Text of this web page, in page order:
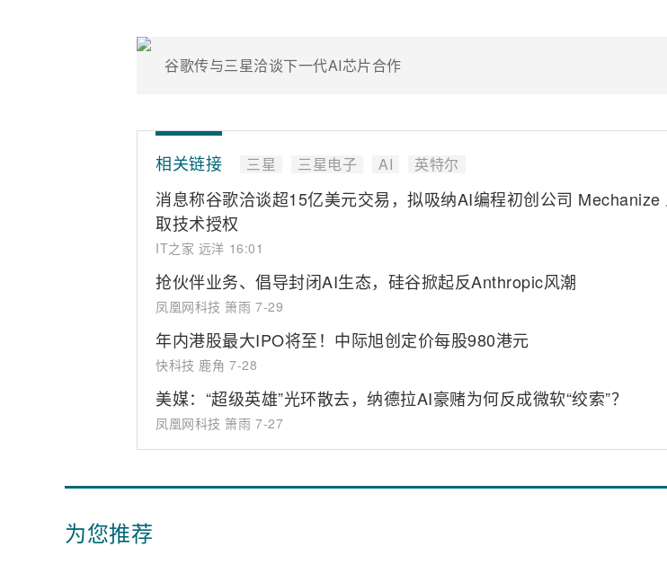
谷歌传与三星洽谈下一代AI芯片合作
相关链接 三星 三星电子 AI 英特尔
消息称谷歌洽谈超15亿美元交易，拟吸纳AI编程初创公司 Mechanize
取技术授权
IT之家 远洋 16:01
抢伙伴业务、倡导封闭AI生态，硅谷掀起反Anthropic风潮
凤凰网科技 箫雨 7-29
年内港股最大IPO将至！中际旭创定价每股980港元
快科技 鹿角 7-28
美媒：“超级英雄”光环散去，纳德拉AI豪赌为何反成微软“绞索”？
凤凰网科技 箫雨 7-27
为您推荐